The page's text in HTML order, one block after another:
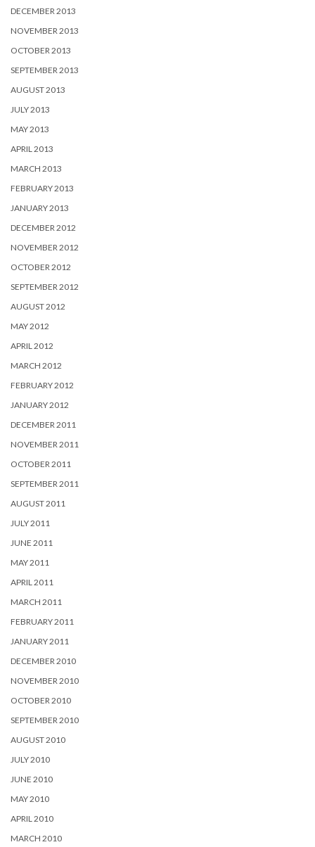
DECEMBER 2013
NOVEMBER 2013
OCTOBER 2013
SEPTEMBER 2013
AUGUST 2013
JULY 2013
MAY 2013
APRIL 2013
MARCH 2013
FEBRUARY 2013
JANUARY 2013
DECEMBER 2012
NOVEMBER 2012
OCTOBER 2012
SEPTEMBER 2012
AUGUST 2012
MAY 2012
APRIL 2012
MARCH 2012
FEBRUARY 2012
JANUARY 2012
DECEMBER 2011
NOVEMBER 2011
OCTOBER 2011
SEPTEMBER 2011
AUGUST 2011
JULY 2011
JUNE 2011
MAY 2011
APRIL 2011
MARCH 2011
FEBRUARY 2011
JANUARY 2011
DECEMBER 2010
NOVEMBER 2010
OCTOBER 2010
SEPTEMBER 2010
AUGUST 2010
JULY 2010
JUNE 2010
MAY 2010
APRIL 2010
MARCH 2010